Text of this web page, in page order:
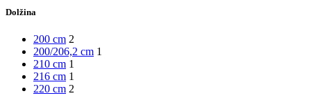
Dolžina
200 cm 2
200/206,2 cm 1
210 cm 1
216 cm 1
220 cm 2